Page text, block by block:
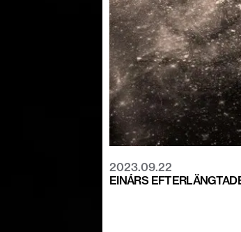
2023.09.22
EINÁRS